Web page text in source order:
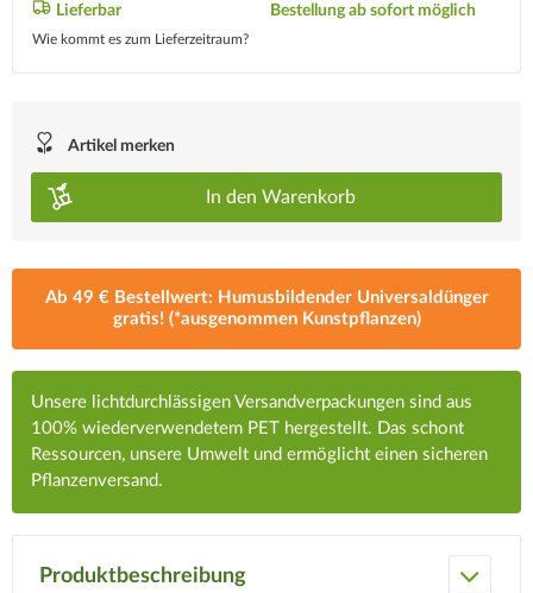
Lieferbar
Wie kommt es zum Lieferzeitraum?
Bestellung ab sofort möglich
Artikel merken
In den Warenkorb
Ab 49 € Bestellwert: Humusbildender Universaldünger
gratis! (*ausgenommen Kunstpflanzen)
Unsere lichtdurchlässigen Versandverpackungen sind aus
100% wiederverwendetem PET hergestellt. Das schont
Ressourcen, unsere Umwelt und ermöglicht einen sicheren
Pflanzenversand.
Produktbeschreibung